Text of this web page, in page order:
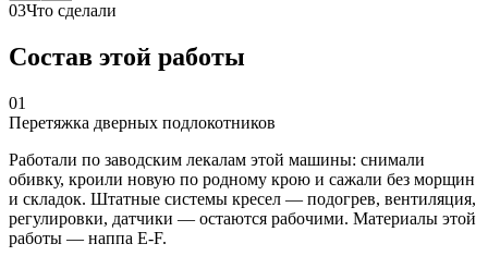
03Что сделали
Состав этой работы
01
Перетяжка дверных подлокотников
Работали по заводским лекалам этой машины: снимали
обивку, кроили новую по родному крою и сажали без морщин
и складок. Штатные системы кресел — подогрев, вентиляция,
регулировки, датчики — остаются рабочими. Материалы этой
работы — наппа E-F.